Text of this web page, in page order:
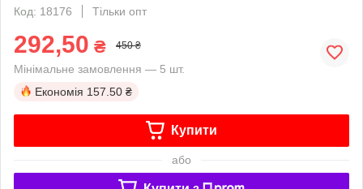
Код: 18176
Тільки опт
292,50 ₴ 450 ₴
Мінімальне замовлення — 5 шт.
Економія 157.50 ₴
Купити
або